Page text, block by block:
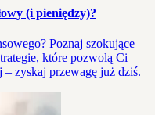
(i pieniędzy)?
Poznaj szokujące
które pozwolą Ci
zyskaj przewagę już dziś.